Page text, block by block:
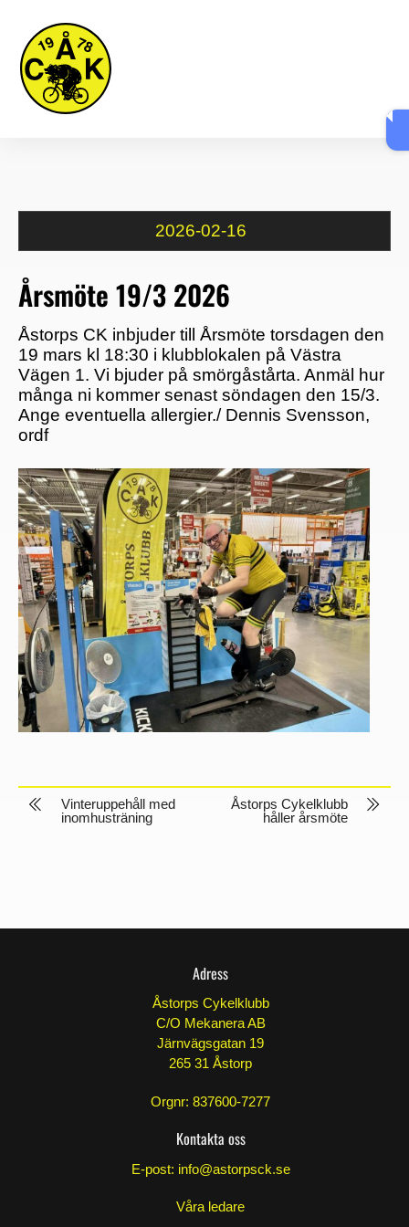
content
2026-02-16
Årsmöte 19/3 2026
Åstorps CK inbjuder till Årsmöte torsdagen den
19 mars kl 18:30 i klubblokalen på Västra
Vägen 1. Vi bjuder på smörgåstårta. Anmäl hur
många ni kommer senast söndagen den 15/3.
Ange eventuella allergier./ Dennis Svensson,
ordf
Vinteruppehåll med
inomhusträning
Åstorps Cykelklubb
håller årsmöte
Adress
Åstorps Cykelklubb
C/O Mekanera AB
Järnvägsgatan 19
265 31 Åstorp
Orgnr: 837600-7277
Kontakta oss
E-post: info@astorpsck.se
Våra ledare